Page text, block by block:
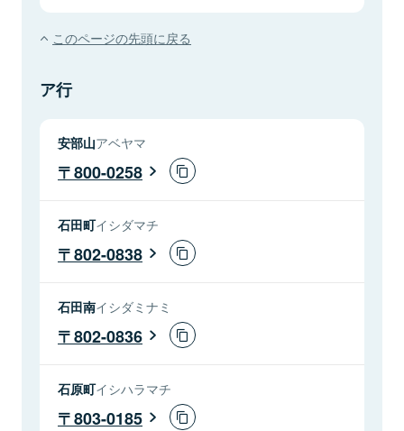
このページの先頭に戻る
ア行
安部山アベヤマ
800-0258
石田町イシダマチ
802-0838
石田南イシダミナミ
802-0836
石原町イシハラマチ
803-0185